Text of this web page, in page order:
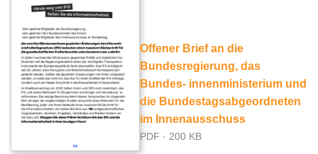
Offener Brief an die
Bundesregierung, das
Bundes- innenministerium und
die Bundestagsabgeordneten
im Innenausschuss
PDF · 200 KB